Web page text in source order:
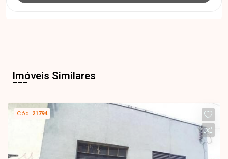
Imóveis Similares
Cód. 21794